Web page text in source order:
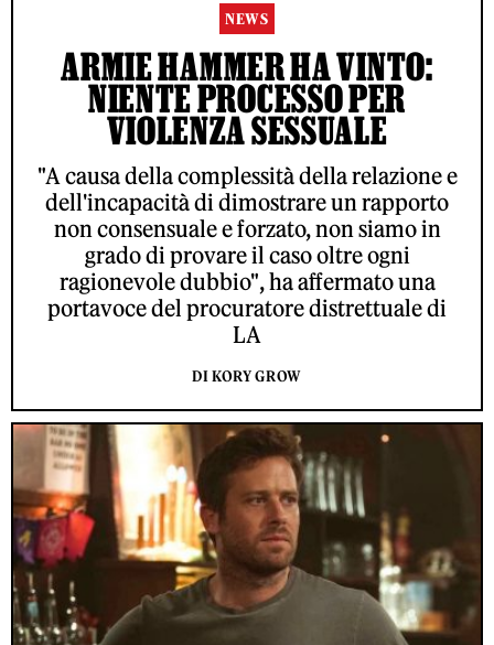
NEWS
ARMIE HAMMER HA VINTO:
NIENTE PROCESSO PER
VIOLENZA SESSUALE
"A causa della complessità della relazione e
dell'incapacità di dimostrare un rapporto
non consensuale e forzato, non siamo in
grado di provare il caso oltre ogni
ragionevole dubbio", ha affermato una
portavoce del procuratore distrettuale di
LA
DI KORY GROW